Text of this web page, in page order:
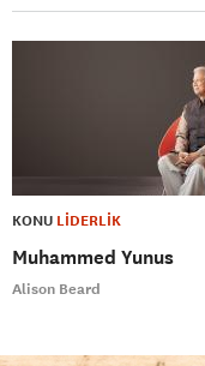
KONU LİDERLİK
Muhammed Yunus
Alison Beard